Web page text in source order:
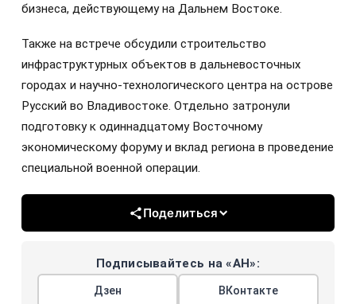
бизнеса, действующему на Дальнем Востоке.
Также на встрече обсудили строительство
инфраструктурных объектов в дальневосточных
городах и научно-технологического центра на острове
Русский во Владивостоке. Отдельно затронули
подготовку к одиннадцатому Восточному
экономическому форуму и вклад региона в проведение
специальной военной операции.
Поделиться
Подписывайтесь на «АН»:
Дзен ВКонтакте